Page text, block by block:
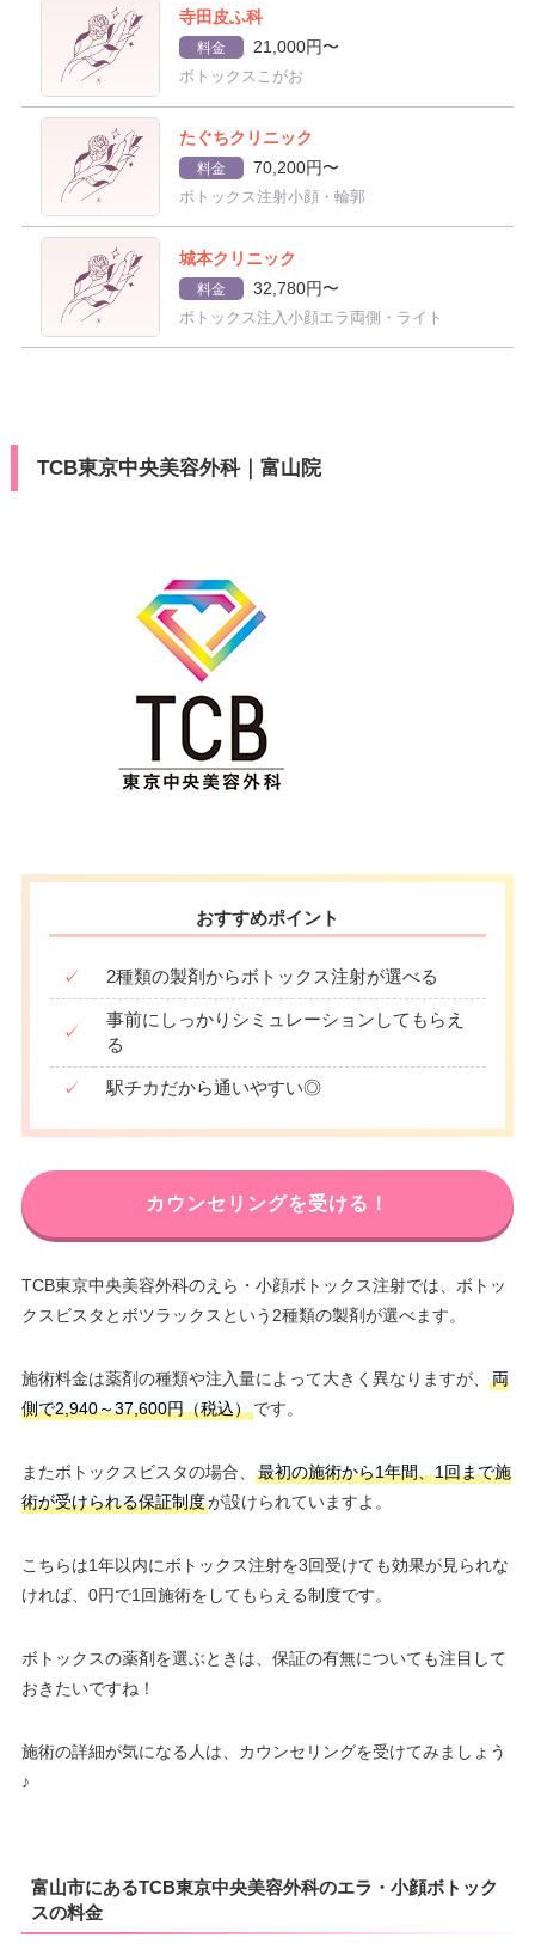
寺田皮ふ科
料金 21,000円〜
ボトックスこがお
たぐちクリニック
料金 70,200円〜
ボトックス注射小顔・輪郭
城本クリニック
料金 32,780円〜
ボトックス注入小顔エラ両側・ライト
TCB東京中央美容外科｜富山院
おすすめポイント
✓ 2種類の製剤からボトックス注射が選べる
✓
事前にしっかりシミュレーションしてもらえ
る
✓ 駅チカだから通いやすい◎
カウンセリングを受ける！
TCB東京中央美容外科のえら・小顔ボトックス注射では、ボトッ
クスビスタとボツラックスという2種類の製剤が選べます。
施術料金は薬剤の種類や注入量によって大きく異なりますが、
両
側で2,940～37,600円（税込）です。
またボトックスビスタの場合、
最初の施術から1年間、1回まで施
術が受けられる保証制度が設けられていますよ。
こちらは1年以内にボトックス注射を3回受けても効果が見られな
ければ、0円で1回施術をしてもらえる制度です。
ボトックスの薬剤を選ぶときは、保証の有無についても注目して
おきたいですね！
施術の詳細が気になる人は、カウンセリングを受けてみましょう
♪
富山市にあるTCB東京中央美容外科のエラ・小顔ボトック
スの料金